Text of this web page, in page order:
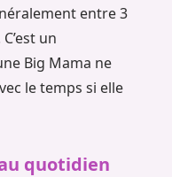
entre 3
un
Big Mama ne
le temps si elle
quotidien